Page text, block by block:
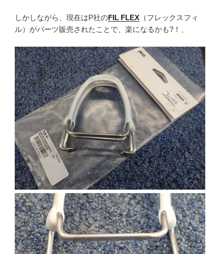
しかしながら、現在はP社のFIL FLEX （フレックスフィ
ル）がパーツ販売されたことで、楽になるかも?！、